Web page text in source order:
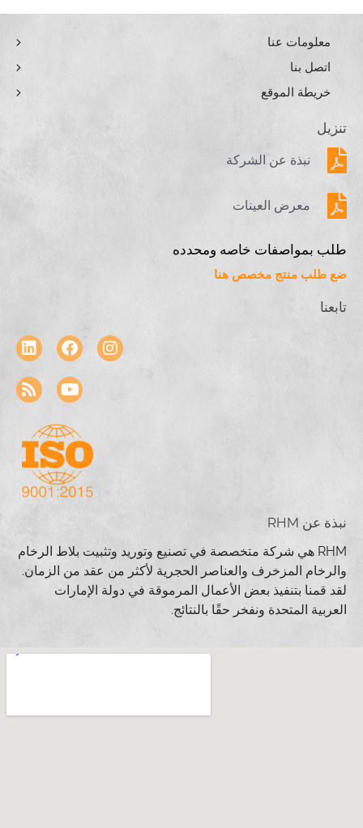
معلومات عنا
اتصل بنا
خريطة الموقع
تنزيل
نبذة عن الشركة
معرض العينات
طلب بمواصفات خاصه ومحدده
ضع طلب منتج مخصص هنا
تابعنا
نبذة عن RHM
RHM هي شركة متخصصة في تصنيع وتوريد وتثبيت بلاط الرخام
والرخام المزخرف والعناصر الحجرية لأكثر من عقد من الزمان.
لقد قمنا بتنفيذ بعض الأعمال المرموقة في دولة الإمارات
العربية المتحدة ونفخر حقًا بالنتائج.